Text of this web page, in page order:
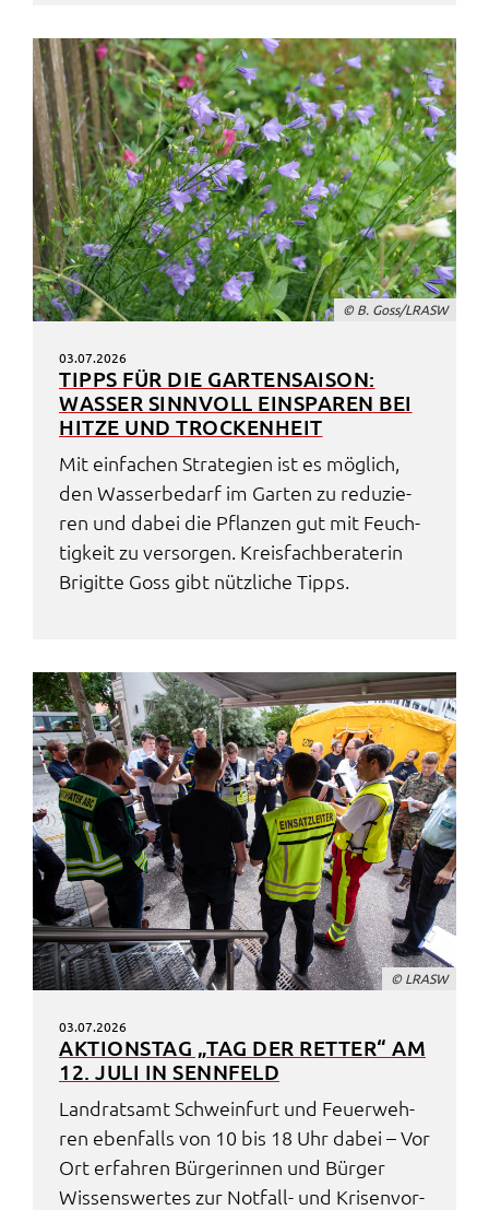
© B. Goss/LRASW
03.07.2026
TIPPS FÜR DIE GARTEN­SAI­SON:
WASSER SINN­VOLL EINSPA­REN BEI
HITZE UND TROCKEN­HEIT
Mit einfa­chen Stra­te­gi­en ist es möglich,
den Wasser­be­darf im Garten zu redu­zie­
ren und dabei die Pflan­zen gut mit Feuch­
tig­keit zu versor­gen. Kreis­fach­be­ra­te­rin
Brigit­te Goss gibt nütz­li­che Tipps.
© LRASW
03.07.2026
AKTI­ONS­TAG „TAG DER RETTER“ AM
12. JULI IN SENN­FELD
Land­rats­amt Schwein­furt und Feuer­weh­
ren eben­falls von 10 bis 18 Uhr dabei – Vor
Ort erfah­ren Bürge­rin­nen und Bürger
Wissens­wer­tes zur Notfall- und Krisen­vor­